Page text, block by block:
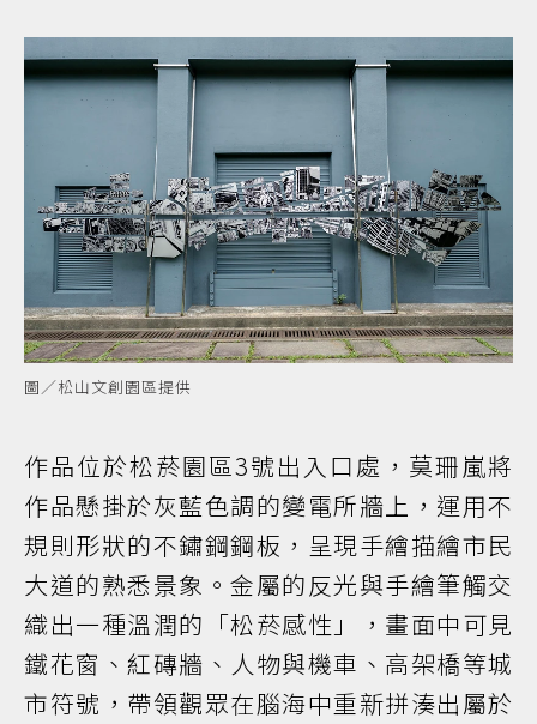
圖／松山文創園區提供
作品位於松菸園區3號出入口處，莫珊嵐將
作品懸掛於灰藍色調的變電所牆上，運用不
規則形狀的不鏽鋼鋼板，呈現手繪描繪市民
大道的熟悉景象。金屬的反光與手繪筆觸交
織出一種溫潤的「松菸感性」，畫面中可見
鐵花窗、紅磚牆、人物與機車、高架橋等城
市符號，帶領觀眾在腦海中重新拼湊出屬於